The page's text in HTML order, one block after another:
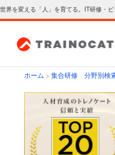
世界を変える「人」を育てる。IT研修・ビ
ホーム > 集合研修 分野別検